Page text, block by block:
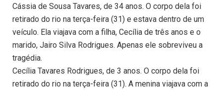
Cássia de Sousa Tavares, de 34 anos. O corpo dela foi
retirado do rio na terça-feira (31) e estava dentro de um
veículo. Ela viajava com a filha, Cecília de três anos e o
marido, Jairo Silva Rodrigues. Apenas ele sobreviveu a
tragédia.
Cecília Tavares Rodrigues, de 3 anos. O corpo dela foi
retirado do rio na terça-feira (31). A menina viajava com a